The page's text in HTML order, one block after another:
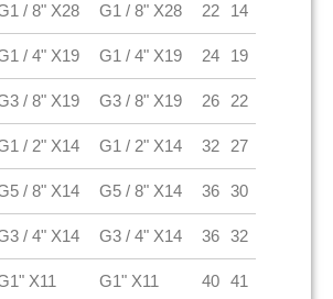
/ 8" X28 G1 / 8" X28 22 14
/ 4" X19 G1 / 4" X19 24 19
/ 8" X19 G3 / 8" X19 26 22
/ 2" X14 G1 / 2" X14 32 27
/ 8" X14 G5 / 8" X14 36 30
/ 4" X14 G3 / 4" X14 36 32
X11 G1" X11 40 41